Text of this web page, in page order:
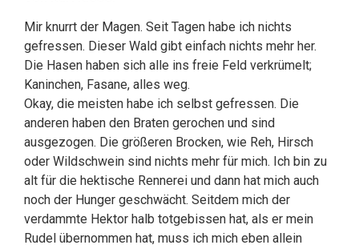
Mir knurrt der Magen. Seit Tagen habe ich nichts
gefressen. Dieser Wald gibt einfach nichts mehr her.
Die Hasen haben sich alle ins freie Feld verkrümelt;
Kaninchen, Fasane, alles weg.
Okay, die meisten habe ich selbst gefressen. Die
anderen haben den Braten gerochen und sind
ausgezogen. Die größeren Brocken, wie Reh, Hirsch
oder Wildschwein sind nichts mehr für mich. Ich bin zu
alt für die hektische Rennerei und dann hat mich auch
noch der Hunger geschwächt. Seitdem mich der
verdammte Hektor halb totgebissen hat, als er mein
Rudel übernommen hat, muss ich mich eben allein